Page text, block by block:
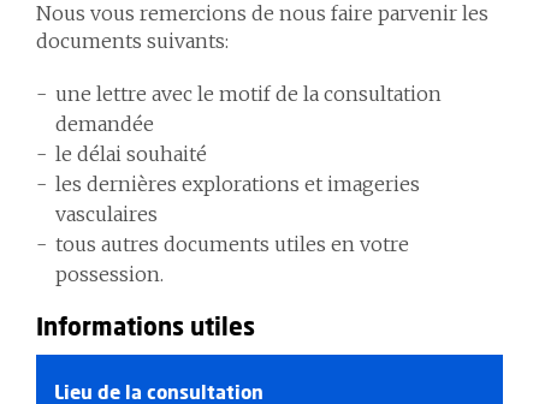
Nous vous remercions de nous faire parvenir les
documents suivants:
une lettre avec le motif de la consultation
demandée
le délai souhaité
les dernières explorations et imageries
vasculaires
tous autres documents utiles en votre
possession.
Informations utiles
Lieu de la consultation